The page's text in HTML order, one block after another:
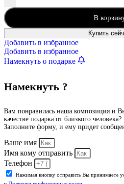
В
Купить
Добавить в избранное
Добавить в избранное
Намекнуть о подарке
Намекнуть ?
Вам понравилась наша композиция и
качестве подарка от близкого человека?
Заполните форму, и ему придет
Ваше имя
Имя кому отправить
Телефон
Нажимая кнопку отправить Вы принимаете